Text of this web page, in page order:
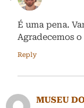
É uma pena.
Agradecemos
Reply
MUSEU